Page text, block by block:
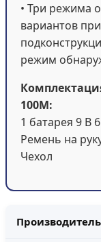
• Три режима
вариантов
режим
100M:
1 батарея 9 В
Ремень на
Чехол
Производитель